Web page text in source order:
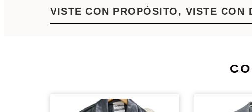
VISTE CON PROPÓSITO, VISTE CON